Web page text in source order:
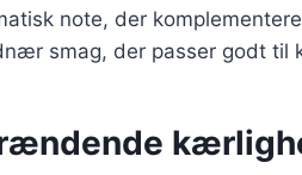
note, der
smag, der passer godt til